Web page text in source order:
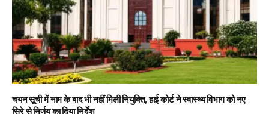
चयन सूची में नाम के बाद भी नहीं मिली नियुक्ति, हाई कोर्ट ने स्वास्थ्य विभाग को नए
सिरे से निर्णय का दिया निर्देश